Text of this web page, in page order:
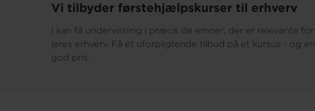
Vi tilbyder førstehjælpskurser til erhverv
I kan få undervisning i præcis de emner, der er relevante for
jeres erhverv. Få et uforpligtende tilbud på et kursus - og en
god pris.